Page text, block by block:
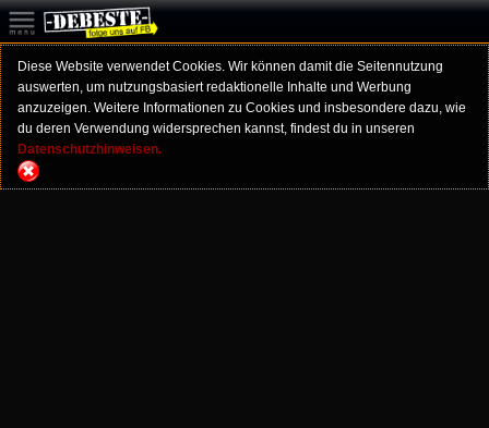
Diese Website verwendet Cookies. Wir können damit die Seitennutzung
auswerten, um nutzungsbasiert redaktionelle Inhalte und Werbung
anzuzeigen. Weitere Informationen zu Cookies und insbesondere dazu, wie
du deren Verwendung widersprechen kannst, findest du in unseren
Datenschutzhinweisen.